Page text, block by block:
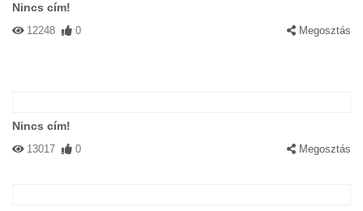
Nincs cím!
12248 0 Megosztás
Nincs cím!
13017 0 Megosztás